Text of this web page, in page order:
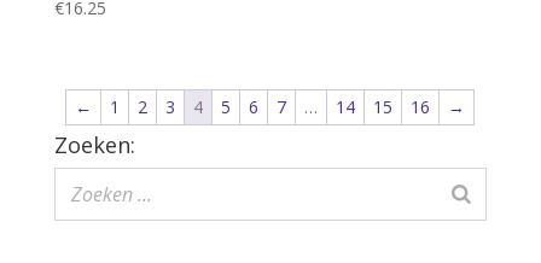
€16.25
← 1 2 3 4 5 6 7 … 14 15 16 →
Zoeken: